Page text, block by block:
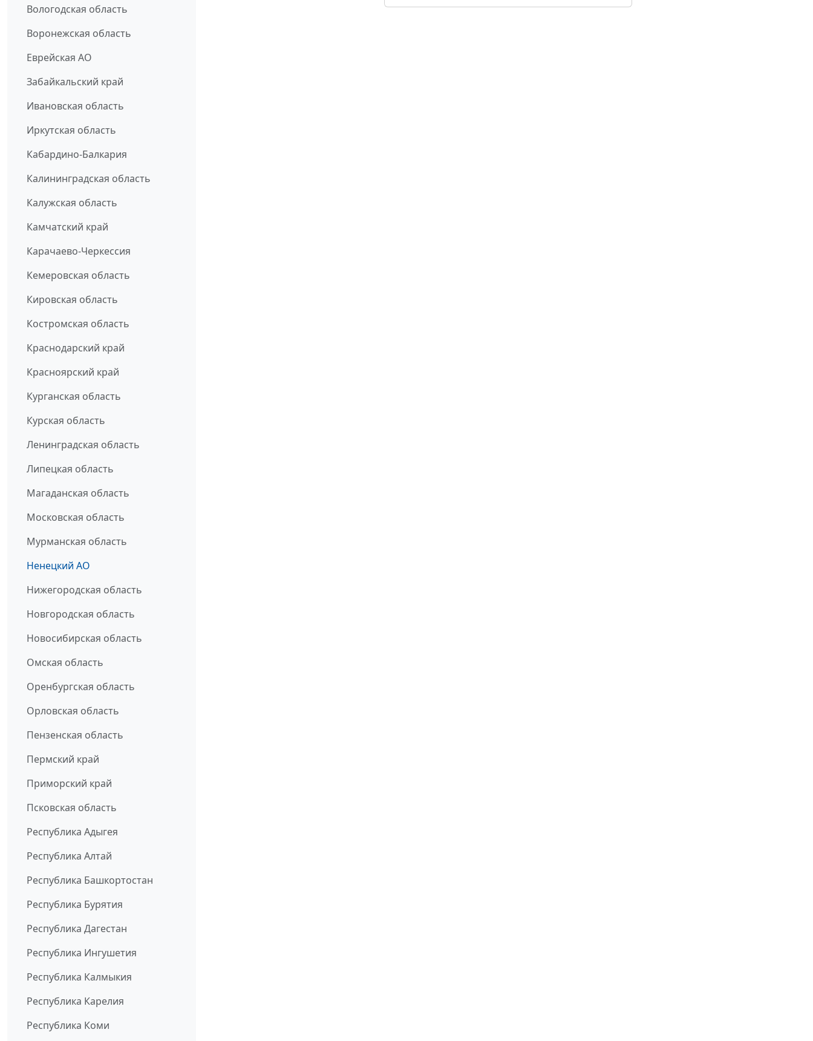
Вологодская область
Воронежская область
Еврейская АО
Забайкальский край
Ивановская область
Иркутская область
Кабардино-Балкария
Калининградская область
Калужская область
Камчатский край
Карачаево-Черкессия
Кемеровская область
Кировская область
Костромская область
Краснодарский край
Красноярский край
Курганская область
Курская область
Ленинградская область
Липецкая область
Магаданская область
Московская область
Мурманская область
Ненецкий АО
Нижегородская область
Новгородская область
Новосибирская область
Омская область
Оренбургская область
Орловская область
Пензенская область
Пермский край
Приморский край
Псковская область
Республика Адыгея
Республика Алтай
Республика Башкортостан
Республика Бурятия
Республика Дагестан
Республика Ингушетия
Республика Калмыкия
Республика Карелия
Республика Коми